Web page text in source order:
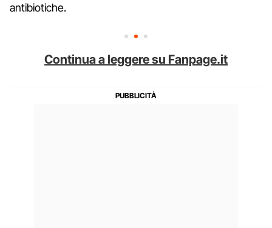
antibiotiche.
Continua a leggere su Fanpage.it